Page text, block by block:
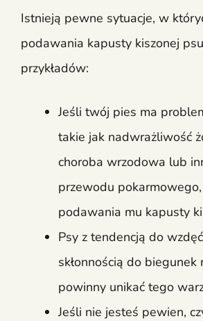
Istnieją pewne sytuacje, w
podawania kapusty kiszonej
przykładów:
Jeśli twój pies ma
takie jak nadwrażliwość
choroba wrzodowa lub
przewodu
podawania mu kapusty
Psy z tendencją do
skłonnością do biegunek
powinny unikać tego
Jeśli nie jesteś pewien,